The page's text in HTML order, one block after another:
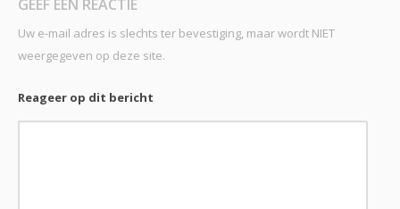
GEEF EEN REACTIE
Uw e-mail adres is slechts ter bevestiging, maar wordt NIET
weergegeven op deze site.
Reageer op dit bericht